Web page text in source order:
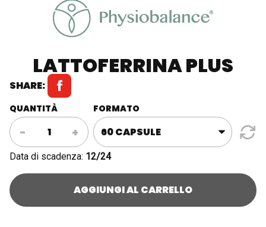
LATTOFERRINA PLUS
SHARE:
QUANTITÀ
-
Lattoferrina
Plus
quantità
+
FORMATO
Data di scadenza: 12/24
AGGIUNGI AL CARRELLO